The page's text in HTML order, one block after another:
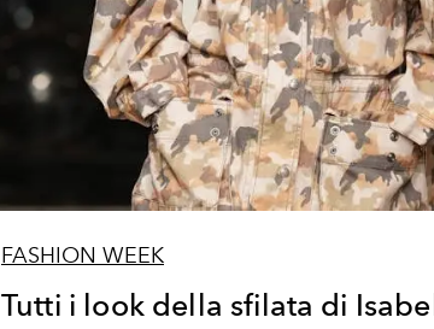
FASHION WEEK
Tutti i look della sfilata di